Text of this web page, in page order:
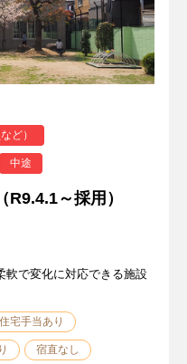
ど）
中途
～採用）
軟で変化に対応できる施設
住宅手当あり
宿直なし